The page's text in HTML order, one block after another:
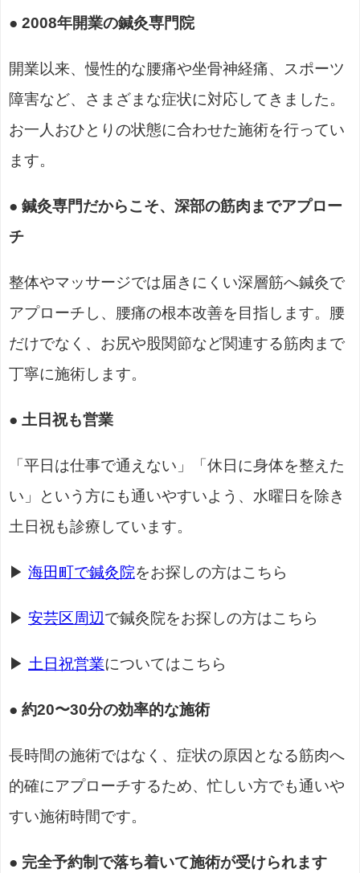
● 2008年開業の鍼灸専門院
開業以来、慢性的な腰痛や坐骨神経痛、スポーツ
障害など、さまざまな症状に対応してきました。
お一人おひとりの状態に合わせた施術を行ってい
ます。
● 鍼灸専門だからこそ、深部の筋肉までアプロー
チ
整体やマッサージでは届きにくい深層筋へ鍼灸で
アプローチし、腰痛の根本改善を目指します。腰
だけでなく、お尻や股関節など関連する筋肉まで
丁寧に施術します。
● 土日祝も営業
「平日は仕事で通えない」「休日に身体を整えた
い」という方にも通いやすいよう、水曜日を除き
土日祝も診療しています。
▶ 海田町で鍼灸院をお探しの方はこちら
▶ 安芸区周辺で鍼灸院をお探しの方はこちら
▶ 土日祝営業についてはこちら
● 約20〜30分の効率的な施術
長時間の施術ではなく、症状の原因となる筋肉へ
的確にアプローチするため、忙しい方でも通いや
すい施術時間です。
● 完全予約制で落ち着いて施術が受けられます